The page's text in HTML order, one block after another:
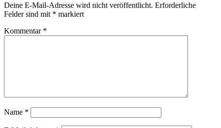
Deine E-Mail-Adresse wird nicht veröffentlicht. Erforderliche
Felder sind mit * markiert
Kommentar *
Name *